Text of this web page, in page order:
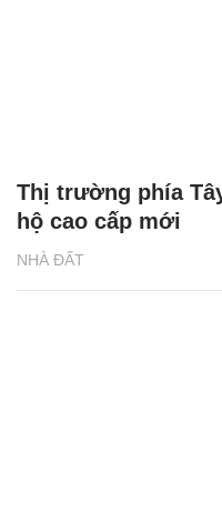
NHÀ ĐẤT
Thị trường phía
hộ cao cấp mới